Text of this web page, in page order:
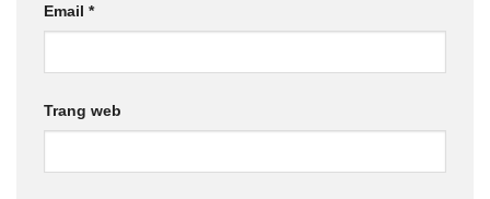
Email *
Trang web